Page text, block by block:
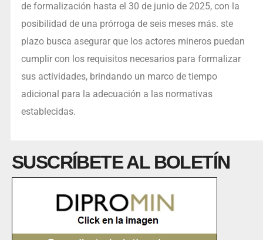
de formalización hasta el 30 de junio de 2025, con la
posibilidad de una prórroga de seis meses más. ste
plazo busca asegurar que los actores mineros puedan
cumplir con los requisitos necesarios para formalizar
sus actividades, brindando un marco de tiempo
adicional para la adecuación a las normativas
establecidas.
SUSCRÍBETE AL BOLETÍN